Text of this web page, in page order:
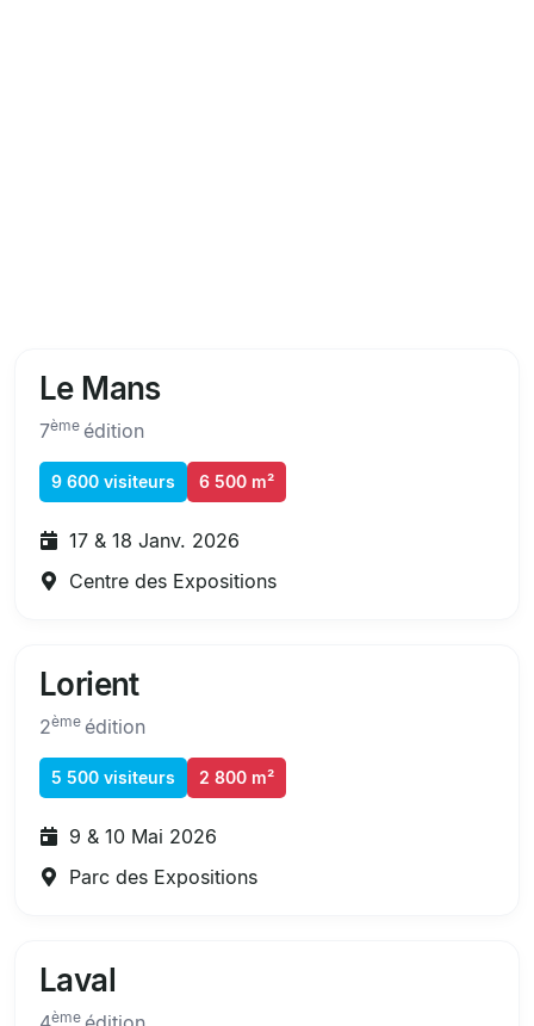
Le Mans
7ème édition
9 600 visiteurs 6 500 m²
17 & 18 Janv. 2026
Centre des Expositions
Lorient
2ème édition
5 500 visiteurs 2 800 m²
9 & 10 Mai 2026
Parc des Expositions
Laval
ème